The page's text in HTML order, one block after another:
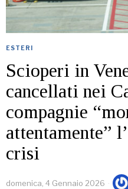
ESTERI
Scioperi in
cancellati nei
compagnie
attentamente”
crisi
domenica, 4 Gennaio 2026